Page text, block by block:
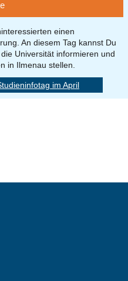
einen
An diesem Tag kannst Du
Universität informieren und
in Ilmenau stellen.
im April